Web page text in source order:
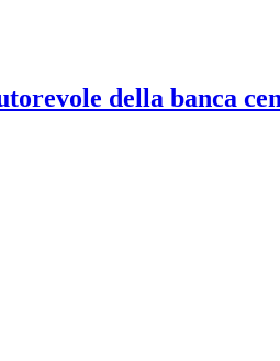
della banca